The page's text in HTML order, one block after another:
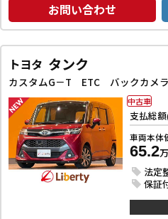
お問い合わせ
トヨタ タンク
支払総額
車両本体
65.2
法定
保証
中古車